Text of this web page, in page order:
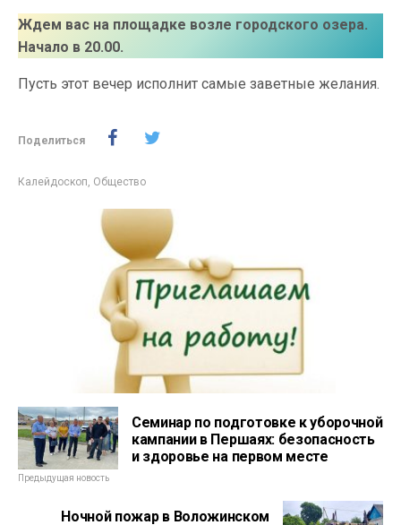
Ждем вас на площадке возле городского озера.
Начало в 20.00.
Пусть этот вечер исполнит самые заветные желания.
Поделиться
Калейдоскоп, Общество
Семинар по подготовке к уборочной
кампании в Першаях: безопасность
и здоровье на первом месте
Предыдущая новость
Ночной пожар в Воложинском